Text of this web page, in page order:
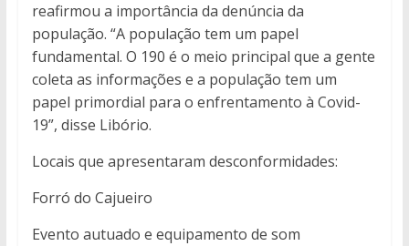
reafirmou a importância da denúncia da
população. “A população tem um papel
fundamental. O 190 é o meio principal que a gente
coleta as informações e a população tem um
papel primordial para o enfrentamento à Covid-
19”, disse Libório.
Locais que apresentaram desconformidades:
Forró do Cajueiro
Evento autuado e equipamento de som